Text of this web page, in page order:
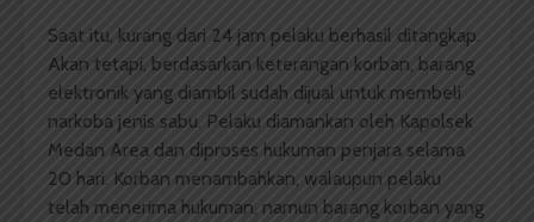
Saat itu, kurang dari 24 jam pelaku berhasil ditangkap.
Akan tetapi, berdasarkan keterangan korban, barang
elektronik yang diambil sudah dijual untuk membeli
narkoba jenis sabu. Pelaku diamankan oleh Kapolsek
Medan Area dan diproses hukuman penjara selama
20 hari. Korban menambahkan, walaupun pelaku
telah menerima hukuman, namun barang korban yang